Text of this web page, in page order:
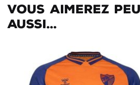
Vous aimerez
aussi...